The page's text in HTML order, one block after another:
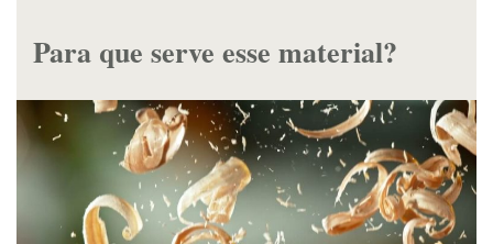
Para que serve esse material?